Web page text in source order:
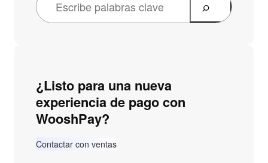
¿Listo para una nueva
experiencia de pago con
WooshPay?
Contactar con ventas